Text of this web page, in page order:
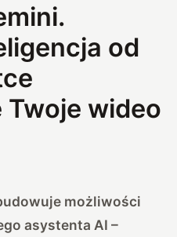
od
Twoje wideo
możliwości
asystenta AI –